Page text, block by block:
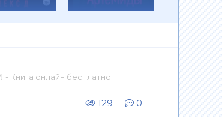
- Книга онлайн бесплатно
129 0